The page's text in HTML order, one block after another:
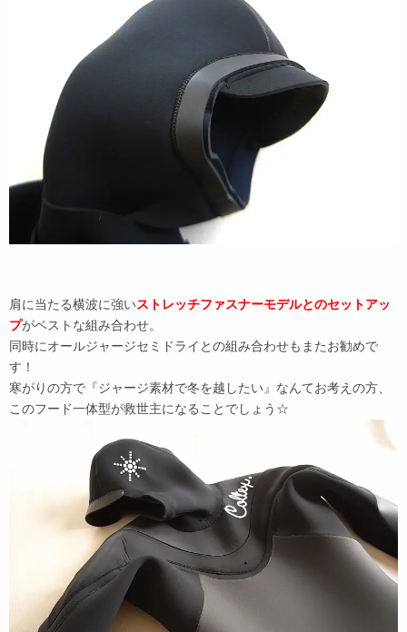
肩に当たる横波に強いストレッチファスナーモデルとのセットアッ
プがベストな組み合わせ。
同時にオールジャージセミドライとの組み合わせもまたお勧めで
す！
寒がりの方で『ジャージ素材で冬を越したい』なんてお考えの方、
このフード一体型が救世主になることでしょう☆